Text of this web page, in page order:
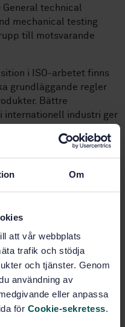
Om
att vår webbplats
trafik och stödja
och tjänster. Genom
användning av
eller anpassa
för Cookie-sekretess.
technical
mechanical testing
till motsvarande
i ISO-arbetet finns
grundläggande regler
Bättre
internationell industri ger
för
som påverkar och
området. Det ger
omsättas i det dagliga
ändringar i
för investeringar i
liksom i utveckling av
av produkters